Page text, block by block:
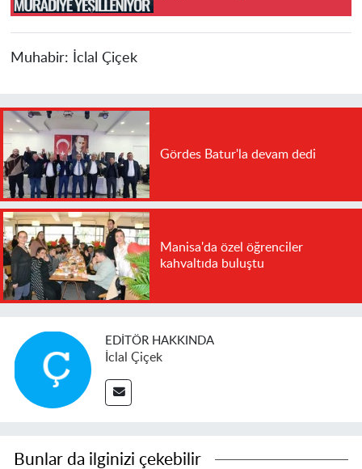
Muhabir: İclal Çiçek
Gördes Batur'la devam dedi
Manisa'da özel öğrenciler
kahvaltıda buluştu
EDITÖR HAKKINDA
İclal Çiçek
Bunlar da ilginizi çekebilir